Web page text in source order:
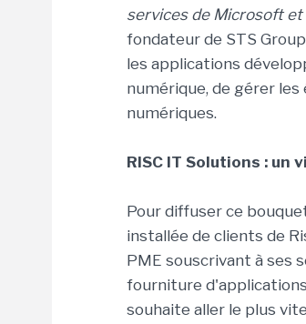
services de Microsoft
fondateur de STS
les applications
numérique, de gérer
numériques.
RISC IT Solutions :
Pour diffuser ce
installée de clients de
PME souscrivant à ses
fourniture
souhaite aller le plus